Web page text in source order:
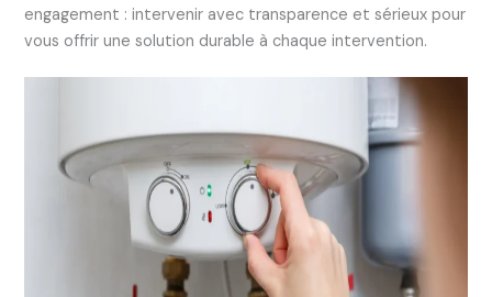
engagement : intervenir avec transparence et sérieux pour
vous offrir une solution durable à chaque intervention.